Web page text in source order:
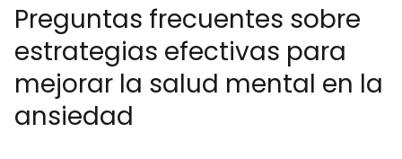
Preguntas frecuentes sobre
estrategias efectivas para
mejorar la salud mental en la
ansiedad